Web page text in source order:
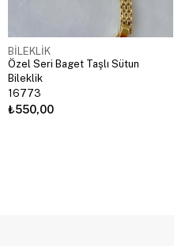
BİLEKLİK
Özel Seri Baget Taşlı Sütun
Bileklik
16773
₺550,00